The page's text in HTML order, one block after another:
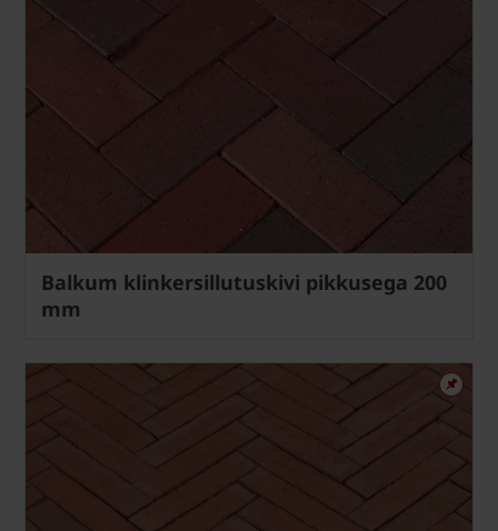
Balkum klinkersillutuskivi pikkusega 200
mm